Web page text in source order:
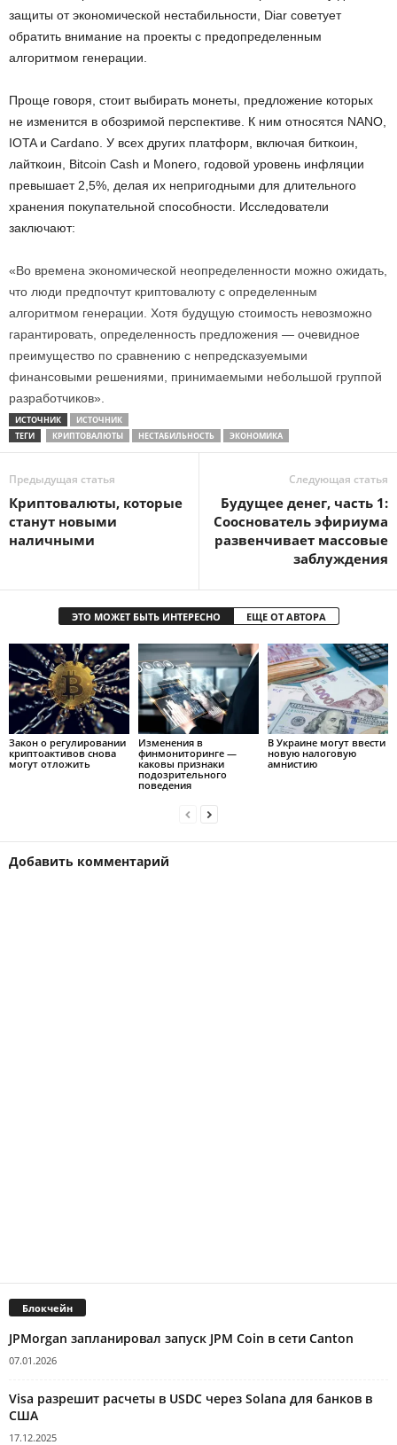
защиты от экономической нестабильности, Diar советует
обратить внимание на проекты с предопределенным
алгоритмом генерации.
Проще говоря, стоит выбирать монеты, предложение которых
не изменится в обозримой перспективе. К ним относятся NANO,
IOTA и Cardano. У всех других платформ, включая биткоин,
лайткоин, Bitcoin Cash и Monero, годовой уровень инфляции
превышает 2,5%, делая их непригодными для длительного
хранения покупательной способности. Исследователи
заключают:
«Во времена экономической неопределенности можно ожидать,
что люди предпочтут криптовалюту с определенным
алгоритмом генерации. Хотя будущую стоимость невозможно
гарантировать, определенность предложения — очевидное
преимущество по сравнению с непредсказуемыми
финансовыми решениями, принимаемыми небольшой группой
разработчиков».
ИСТОЧНИК
ИСТОЧНИК
ТЕГИ
КРИПТОВАЛЮТЫ НЕСТАБИЛЬНОСТЬ ЭКОНОМИКА
Предыдущая статья
Криптовалюты, которые
станут новыми
наличными
Следующая статья
Будущее денег, часть 1:
Сооснователь эфириума
развенчивает массовые
заблуждения
ЭТО МОЖЕТ БЫТЬ ИНТЕРЕСНО ЕЩЕ ОТ АВТОРА
Закон о регулировании
криптоактивов снова
могут отложить
Изменения в
финмониторинге —
каковы признаки
подозрительного
поведения
В Украине могут ввести
новую налоговую
амнистию
Добавить комментарий
Блокчейн
JPMorgan запланировал запуск JPM Coin в сети Canton
07.01.2026
Visa разрешит расчеты в USDC через Solana для банков в
США
17.12.2025